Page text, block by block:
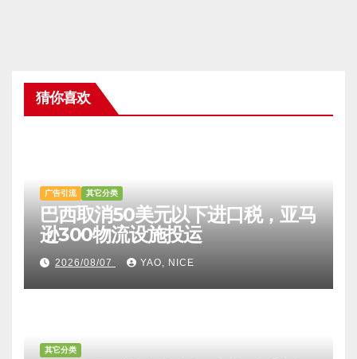
猜你喜欢
广告引流 其它分类
巴西取消50美元以下进口税，亚马
逊300物流设施投运
2026/08/07 YAO, NICE
其它分类